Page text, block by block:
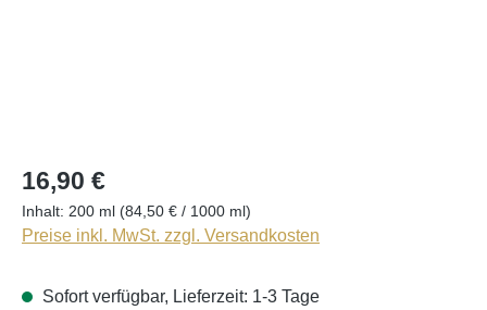
16,90 €
Inhalt: 200 ml (84,50 € / 1000 ml)
Preise inkl. MwSt. zzgl. Versandkosten
Sofort verfügbar, Lieferzeit: 1-3 Tage